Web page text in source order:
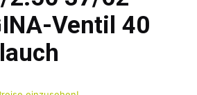
Ventil 40